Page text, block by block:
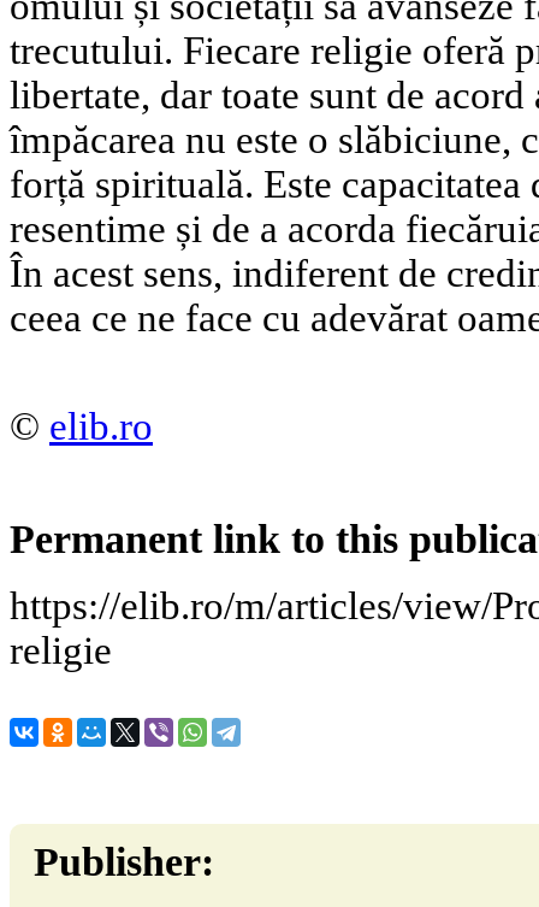
trecutului. Fiecare religie oferă
libertate, dar toate sunt de
împăcarea nu este o slăbiciune,
forță spirituală. Este capacitatea
resentime și de a acorda
În acest sens, indiferent de
ceea ce ne face cu adevărat
© elib.ro
Permanent link to this
https://elib.ro/m/articles/view/
religie
Publisher: